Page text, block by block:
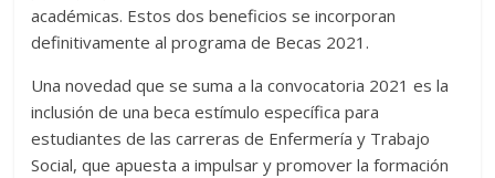
académicas. Estos dos beneficios se incorporan
definitivamente al programa de Becas 2021.
Una novedad que se suma a la convocatoria 2021 es la
inclusión de una beca estímulo específica para
estudiantes de las carreras de Enfermería y Trabajo
Social, que apuesta a impulsar y promover la formación